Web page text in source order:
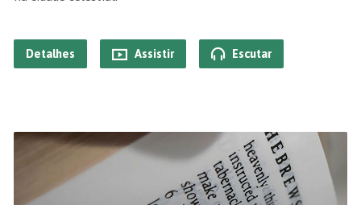
Detalhes Assistir Escutar